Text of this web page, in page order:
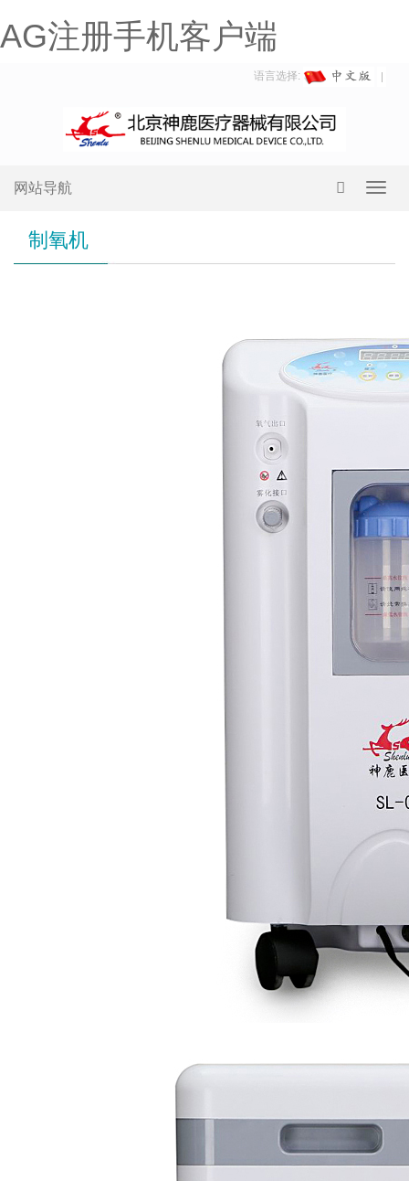
AG注册手机客户端
语言选择:
网站导航
制氧机